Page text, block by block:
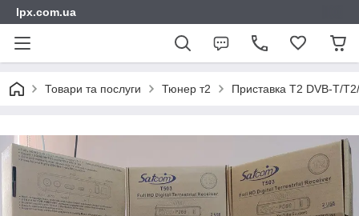
lpx.com.ua
Товари та послуги Тюнер т2 Приставка Т2 DVB-T/